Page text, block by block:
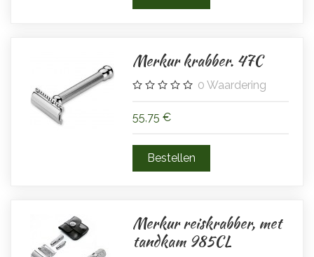
Merkur krabber. 47C
0 Waardering
55,75 €
Merkur reiskrabber, met
tandkam 985CL